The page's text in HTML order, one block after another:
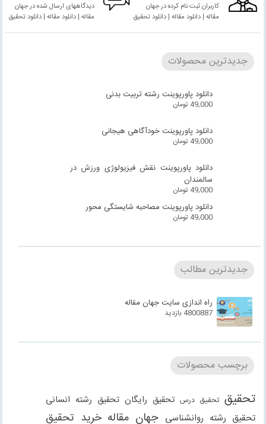
کاربران ثبت نام کرده در جهان
مقاله | دانلود مقاله | دانلود تحقیق
دیدگاههای ارسال شده در جهان
مقاله | دانلود مقاله | دانلود تحقیق
جدیدترین محصولات
دانلود پاورپوینت رشته تربیت بدنی
49,000 تومان
دانلود پاورپوینت خودآگاهی هیجانی
49,000 تومان
دانلود پاورپوینت نقش فیزیولوژی ورزش در
سالمندان
49,000 تومان
دانلود پاورپوینت مصاحبه شایستگی محور
49,000 تومان
جدیدترین مطالب
راه اندازی سایت جهان مقاله
4800887 بازدید
برچسب محصولات
تحقیق تحقیق درس تحقیق رایگان تحقیق رشته انسانی
تحقیق رشته روانشناسی جهان مقاله خرید تحقیق